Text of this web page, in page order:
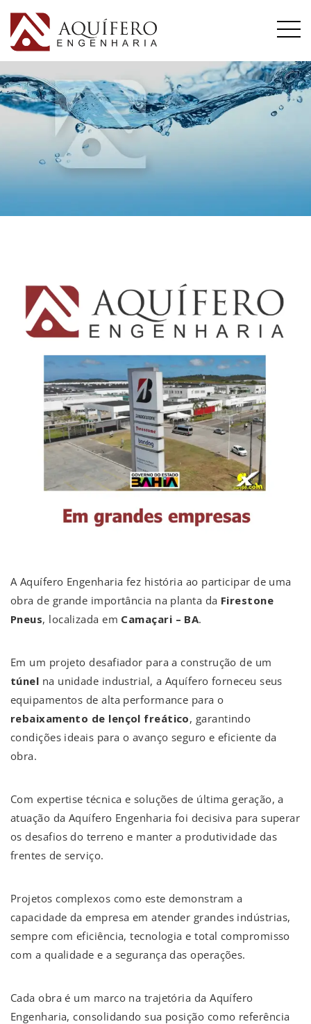
A Aquífero Engenharia fez história ao participar de uma
obra de grande importância na planta da Firestone
Pneus, localizada em Camaçari – BA.
Em um projeto desafiador para a construção de um
túnel na unidade industrial, a Aquífero forneceu seus
equipamentos de alta performance para o
rebaixamento de lençol freático, garantindo
condições ideais para o avanço seguro e eficiente da
obra.
Com expertise técnica e soluções de última geração, a
atuação da Aquífero Engenharia foi decisiva para superar
os desafios do terreno e manter a produtividade das
frentes de serviço.
Projetos complexos como este demonstram a
capacidade da empresa em atender grandes indústrias,
sempre com eficiência, tecnologia e total compromisso
com a qualidade e a segurança das operações.
Cada obra é um marco na trajetória da Aquífero
Engenharia, consolidando sua posição como referência